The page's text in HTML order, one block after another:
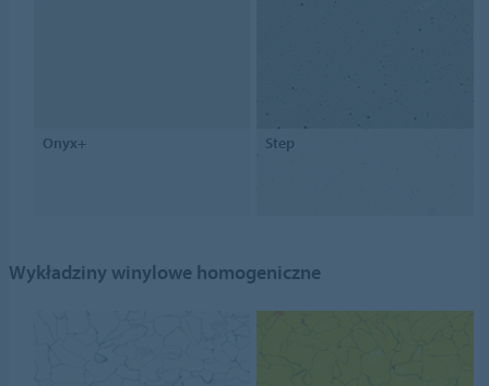
Onyx+ Step
Wykładziny winylowe homogeniczne